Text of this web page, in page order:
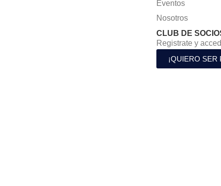
Eventos
Nosotros
CLUB DE
Registrate y
¡QUIERO SER